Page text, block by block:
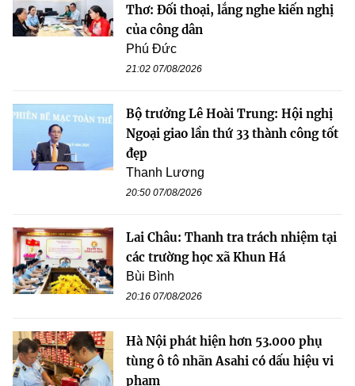
Thơ: Đối thoại, lắng nghe kiến nghị
của công dân
Phú Đức
21:02 07/08/2026
Bộ trưởng Lê Hoài Trung: Hội nghị
Ngoại giao lần thứ 33 thành công tốt
đẹp
Thanh Lương
20:50 07/08/2026
Lai Châu: Thanh tra trách nhiệm tại
các trường học xã Khun Há
Bùi Bình
20:16 07/08/2026
Hà Nội phát hiện hơn 53.000 phụ
tùng ô tô nhãn Asahi có dấu hiệu vi
phạm